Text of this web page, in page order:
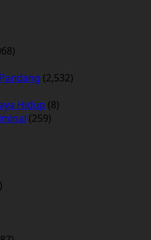
(2,532)
Hidup (8)
(259)